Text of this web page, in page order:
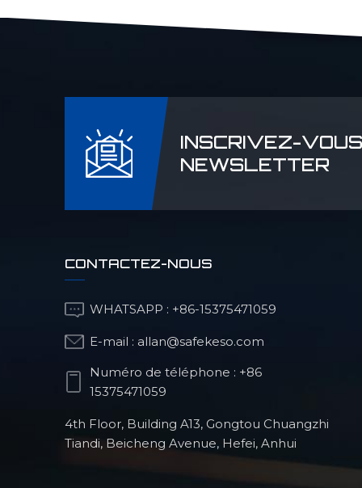
INSCRIVEZ-
NEWSLETTER
CONTACTEZ-NOUS
WHATSAPP : +86-15375471059
E-mail : allan@safekeso.com
Numéro de téléphone : +86
15375471059
4th Floor, Building A13, Gongtou Chuangzhi
Tiandi, Beicheng Avenue, Hefei, Anhui